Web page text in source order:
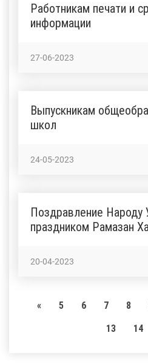
Работникам печати и
информации
27-06-2023
Выпускникам
школ
24-05-2023
Поздравление Народу
праздником Рамазан
20-04-2023
« 5 6 7 8
13
14